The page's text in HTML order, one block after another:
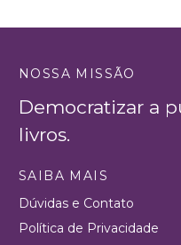
NOSSA MISSÃO
Democratizar a
livros.
SAIBA MAIS
Dúvidas e Contato
Política de Privacidade